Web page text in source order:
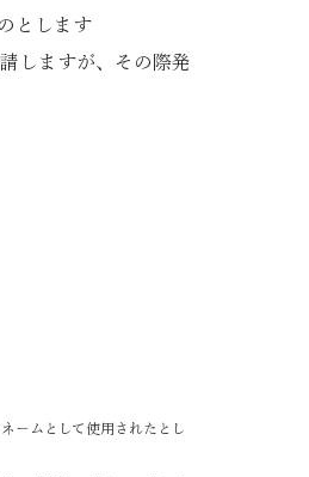
とします
しますが、その際発
ームとして使用されたとし